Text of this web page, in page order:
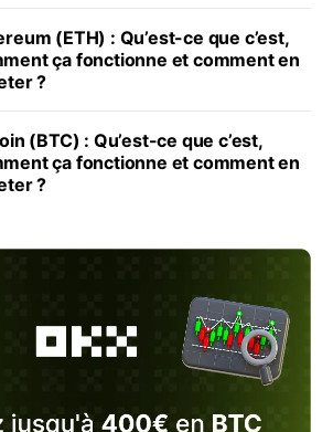
(ETH) : Qu’est-ce que c’est,
ça fonctionne et comment en
?
(BTC) : Qu’est-ce que c’est,
ça fonctionne et comment en
?